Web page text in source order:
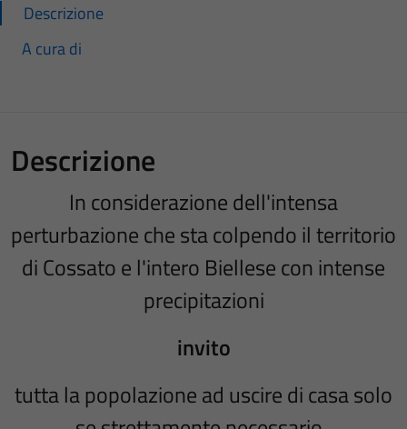
Descrizione
A cura di
Descrizione
In considerazione dell'intensa
perturbazione che sta colpendo il territorio
di Cossato e l'intero Biellese con intense
precipitazioni
invito
tutta la popolazione ad uscire di casa solo